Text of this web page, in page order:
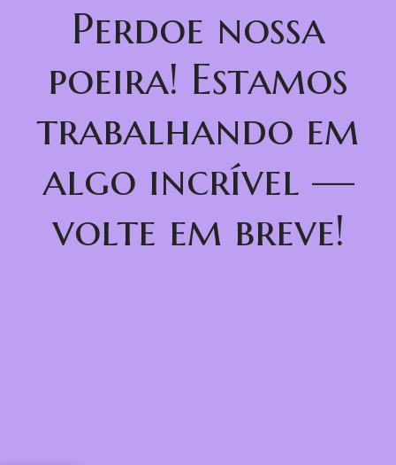
Perdoe nossa
poeira! Estamos
trabalhando em
algo incrível —
volte em breve!